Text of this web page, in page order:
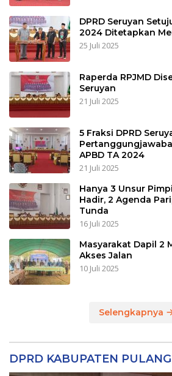
DPRD Seruyan
2024 Ditetapkan
25 Juli 2025
Raperda RPJMD
Seruyan
21 Juli 2025
5 Fraksi DPRD
APBD TA 2024
21 Juli 2025
Hanya 3 Unsur
Hadir, 2 Agenda
Tunda
16 Juli 2025
Masyarakat Dapil 2
Akses Jalan
10 Juli 2025
Selengkapnya
DPRD KABUPATEN